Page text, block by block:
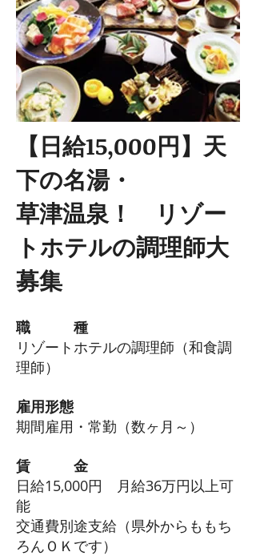
【日給15,000円】天
下の名湯・
草津温泉！ リゾー
トホテルの調理師大
募集
職 種
リゾートホテルの調理師（和食調
理師）
雇用形態
期間雇用・常勤（数ヶ月～）
賃 金
日給15,000円 月給36万円以上可
能
交通費別途支給（県外からももち
ろんＯＫです）